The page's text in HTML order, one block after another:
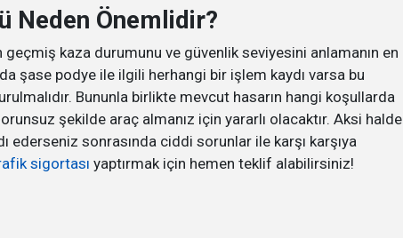
Neden Önemlidir?
kaza durumunu ve güvenlik seviyesini anlamanın en
şase podye ile ilgili herhangi bir işlem kaydı varsa bu
Bununla birlikte mevcut hasarın hangi koşullarda
şekilde araç almanız için yararlı olacaktır. Aksi halde
ederseniz sonrasında ciddi sorunlar ile karşı karşıya
sigortası yaptırmak için hemen teklif alabilirsiniz!